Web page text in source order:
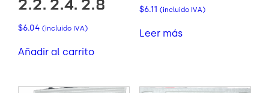
2.2. 2.4. 2.8
$6.04 (incluido IVA)
Añadir al carrito
$6.11 (incluido IVA)
Leer más